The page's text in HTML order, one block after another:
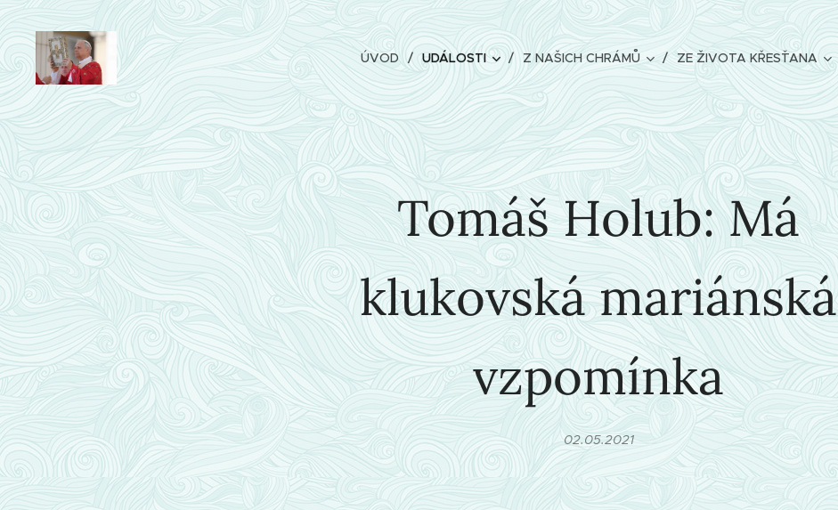
ÚVOD UDÁLOSTI Z NAŠICH CHRÁMŮ ZE ŽIVOTA KŘESŤANA
Tomáš Holub: Má
klukovská mariánská
vzpomínka
02.05.2021